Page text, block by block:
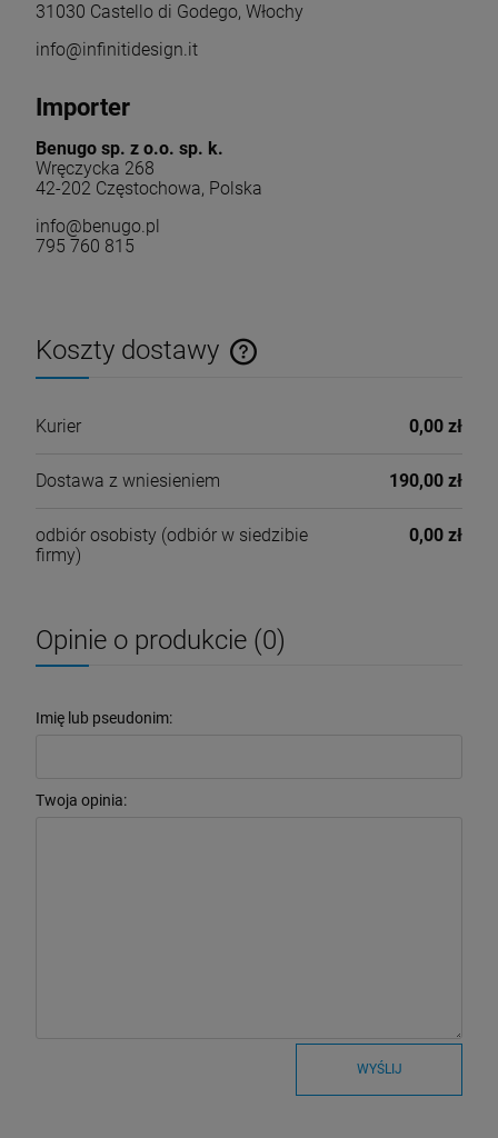
31030 Castello di Godego, Włochy
info@infinitidesign.it
Importer
Benugo sp. z o.o. sp. k.
Wręczycka 268
42-202 Częstochowa, Polska
info@benugo.pl
795 760 815
Koszty dostawy
Cena nie zawiera ewentualnych kosztów płatności
Kurier 0,00 zł
Dostawa z wniesieniem 190,00 zł
odbiór osobisty (odbiór w siedzibie
firmy)
0,00 zł
Opinie o produkcie (0)
Imię lub pseudonim:
Twoja opinia:
WYŚLIJ